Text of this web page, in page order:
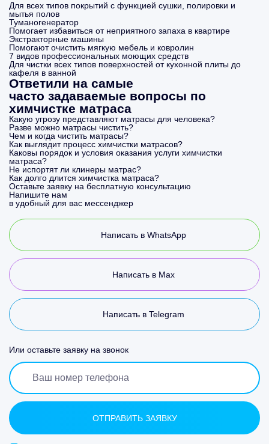
Для всех типов покрытий с функцией сушки, полировки и
мытья полов
Туманогенератор
Помогает избавиться от неприятного запаха в квартире
Экстракторные машины
Помогают очистить мягкую мебель и ковролин
7 видов профессиональных моющих средств
Для чистки всех типов поверхностей от кухонной плиты до
кафеля в ванной
Ответили на самые
часто задаваемые вопросы по
химчистке матраса
Какую угрозу представляют матрасы для человека?
Разве можно матрасы чистить?
Чем и когда чистить матрасы?
Как выглядит процесс химчистки матрасов?
Каковы порядок и условия оказания услуги химчистки
матраса?
Не испортят ли клинеры матрас?
Как долго длится химчистка матраса?
Оставьте заявку на бесплатную консультацию
Напишите нам
в удобный для вас мессенджер
Написать в WhatsApp
Написать в Max
Написать в Telegram
Или оставьте заявку на звонок